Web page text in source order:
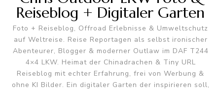
Reiseblog + Digitaler Garten
Foto + Reiseblog, Offroad Erlebnisse & Umweltschutz
auf Weltreise. Reise Reportagen als selbst ironischer
Abenteurer, Blogger & moderner Outlaw im DAF T244
4×4 LKW. Heimat der Chinadrachen & Tiny URL
Reiseblog mit echter Erfahrung, frei von Werbung &
ohne KI Bilder. Ein digitaler Garten der inspirieren soll,